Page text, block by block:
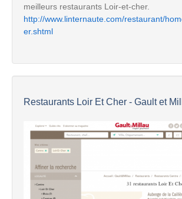
meilleurs restaurants Loir-et-cher.
http://www.linternaute.com/restaurant/
er.shtml
Restaurants Loir Et Cher - Gault et